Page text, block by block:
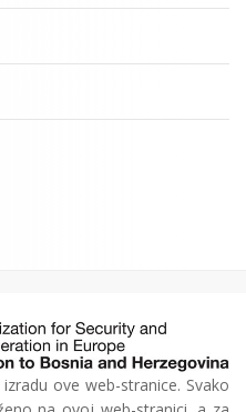
ove web-stranice. Svako